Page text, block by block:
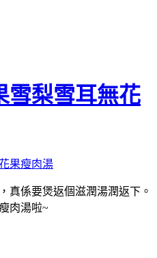
雪梨雪耳無花
真係要煲返個滋潤湯潤返下 。
肉湯啦~